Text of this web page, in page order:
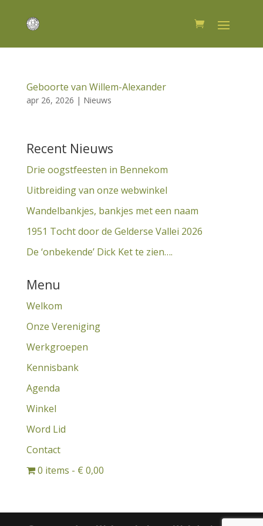
Geboorte van Willem-Alexander
apr 26, 2026 | Nieuws
Recent Nieuws
Drie oogstfeesten in Bennekom
Uitbreiding van onze webwinkel
Wandelbankjes, bankjes met een naam
1951 Tocht door de Gelderse Vallei 2026
De ‘onbekende’ Dick Ket te zien….
Menu
Welkom
Onze Vereniging
Werkgroepen
Kennisbank
Agenda
Winkel
Word Lid
Contact
0 items
€ 0,00